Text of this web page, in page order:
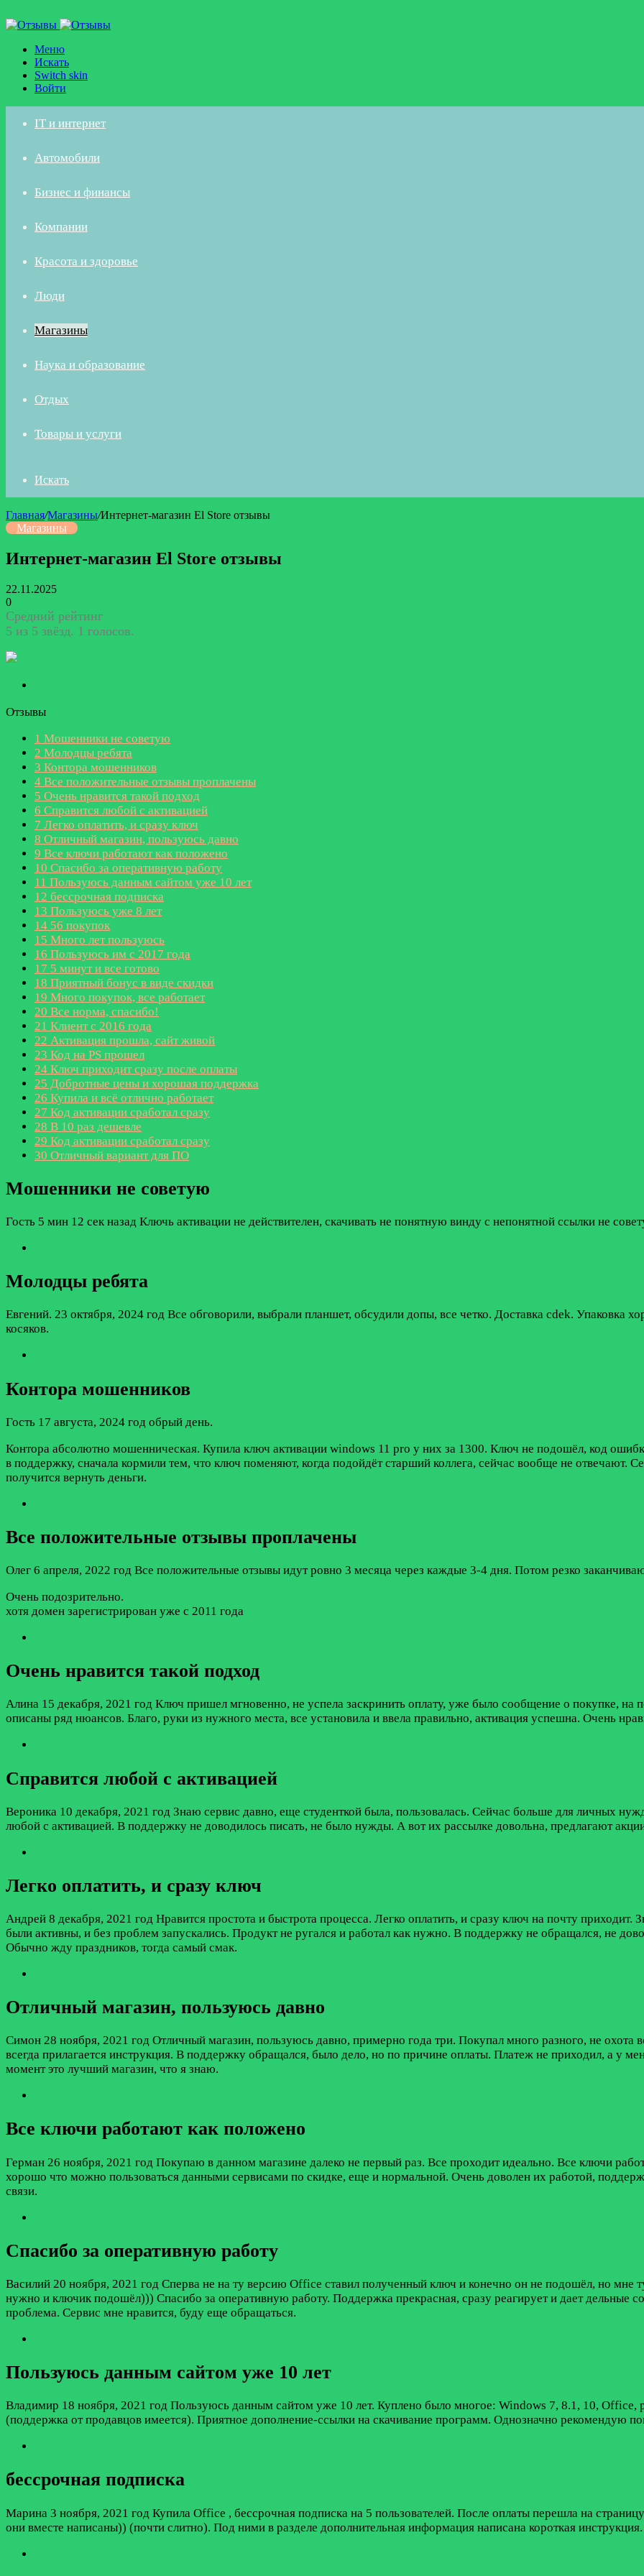
Меню
Искать
Switch skin
Войти
IT и интернет
Автомобили
Бизнес и финансы
Компании
Красота и здоровье
Люди
Магазины
Наука и образование
Отдых
Товары и услуги
Искать
Главная/Магазины/Интернет-магазин El Store отзывы
Магазины
Интернет-магазин El Store отзывы
22.11.2025
0
Средний рейтинг
5 из 5 звёзд. 1 голосов.
Отзывы
1 Мошенники не советую
2 Молодцы ребята
3 Контора мошенников
4 Все положительные отзывы проплачены
5 Очень нравится такой подход
6 Справится любой с активацией
7 Легко оплатить, и сразу ключ
8 Отличный магазин, пользуюсь давно
9 Все ключи работают как положено
10 Спасибо за оперативную работу
11 Пользуюсь данным сайтом уже 10 лет
12 бессрочная подписка
13 Пользуюсь уже 8 лет
14 56 покупок
15 Много лет пользуюсь
16 Пользуюсь им с 2017 года
17 5 минут и все готово
18 Приятный бонус в виде скидки
19 Много покупок, все работает
20 Все норма, спасибо!
21 Клиент с 2016 года
22 Активация прошла, сайт живой
23 Код на PS прошел
24 Ключ приходит сразу после оплаты
25 Добротные цены и хорошая поддержка
26 Купила и всё отлично работает
27 Код активации сработал сразу
28 В 10 раз дешевле
29 Код активации сработал сразу
30 Отличный вариант для ПО
Мошенники не советую
Гость 5 мин 12 сек назад Ключь активации не действителен, скачивать не понятную винду с непонятной ссылки не
Молодцы ребята
Евгений. 23 октября, 2024 год Все обговорили, выбрали планшет, обсудили допы, все четко. Доставка cdek. Упаковка
косяков.
Контора мошенников
Гость 17 августа, 2024 год обрый день.
Контора абсолютно мошенническая. Купила ключ активации windows 11 pro у них за 1300. Ключ не подошёл, код
в поддержку, сначала кормили тем, что ключ поменяют, когда подойдёт старший коллега, сейчас вообще не отвечают.
получится вернуть деньги.
Все положительные отзывы проплачены
Олег 6 апреля, 2022 год Все положительные отзывы идут ровно 3 месяца через каждые 3-4 дня. Потом резко
Очень подозрительно.
хотя домен зарегистрирован уже с 2011 года
Очень нравится такой подход
Алина 15 декабря, 2021 год Ключ пришел мгновенно, не успела заскринить оплату, уже было сообщение о покупке, на
описаны ряд нюансов. Благо, руки из нужного места, все установила и ввела правильно, активация успешна. Очень
Справится любой с активацией
Вероника 10 декабря, 2021 год Знаю сервис давно, еще студенткой была, пользовалась. Сейчас больше для личных
любой с активацией. В поддержку не доводилось писать, не было нужды. А вот их рассылке довольна, предлагают
Легко оплатить, и сразу ключ
Андрей 8 декабря, 2021 год Нравится простота и быстрота процесса. Легко оплатить, и сразу ключ на почту
были активны, и без проблем запускались. Продукт не ругался и работал как нужно. В поддержку не обращался, не
Обычно жду праздников, тогда самый смак.
Отличный магазин, пользуюсь давно
Симон 28 ноября, 2021 год Отличный магазин, пользуюсь давно, примерно года три. Покупал много разного, не
всегда прилагается инструкция. В поддержку обращался, было дело, но по причине оплаты. Платеж не приходил, а у
момент это лучший магазин, что я знаю.
Все ключи работают как положено
Герман 26 ноября, 2021 год Покупаю в данном магазине далеко не первый раз. Все проходит идеально. Все ключи
хорошо что можно пользоваться данными сервисами по скидке, еще и нормальной. Очень доволен их работой,
связи.
Спасибо за оперативную работу
Василий 20 ноября, 2021 год Сперва не на ту версию Office ставил полученный ключ и конечно он не подошёл, но мне
нужно и ключик подошёл))) Спасибо за оперативную работу. Поддержка прекрасная, сразу реагирует и дает дельные
проблема. Сервис мне нравится, буду еще обращаться.
Пользуюсь данным сайтом уже 10 лет
Владимир 18 ноября, 2021 год Пользуюсь данным сайтом уже 10 лет. Куплено было многое: Windows 7, 8.1, 10, Office,
(поддержка от продавцов имеется). Приятное дополнение-ссылки на скачивание программ. Однозначно рекомендую
бессрочная подписка
Марина 3 ноября, 2021 год Купила Office , бессрочная подписка на 5 пользователей. После оплаты перешла на
они вместе написаны)) (почти слитно). Под ними в разделе дополнительная информация написана короткая